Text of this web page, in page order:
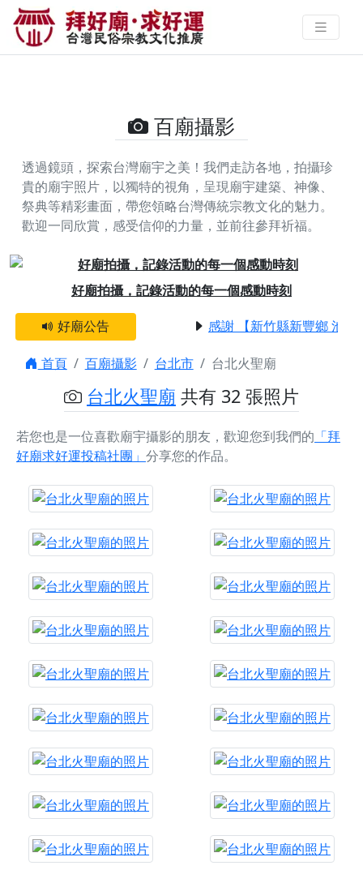
台北火聖廟的攝影照片 | 拜好廟求
好運 找到與您有緣的信仰
百廟攝影
透過鏡頭，探索台灣廟宇之美！我們走訪各地，拍攝珍
貴的廟宇照片，以獨特的視角，呈現廟宇建築、神像、
祭典等精彩畫面，帶您領略台灣傳統宗教文化的魅力。
歡迎一同欣賞，感受信仰的力量，並前往參拜祈福。
好廟拍攝，記錄活動的每一個感動時刻
Previous
好廟公告 感謝 【新竹縣新豐鄉 池和
首頁 百廟攝影 台北市 台北火聖廟
台北火聖廟 共有 32 張照片
若您也是一位喜歡廟宇攝影的朋友，歡迎您到我們的 「拜
好廟求好運投稿社團」 分享您的作品。